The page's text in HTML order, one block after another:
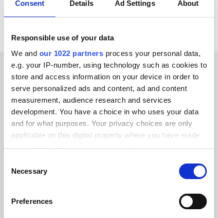
Consent Details Ad Settings About
Responsible use of your data
We and our 1022 partners process your personal data,
e.g. your IP-number, using technology such as cookies to
store and access information on your device in order to
serve personalized ads and content, ad and content
measurement, audience research and services
development. You have a choice in who uses your data
and for what purposes. Your privacy choices are only
applicable on this digital property where you have made
your choices. You can change or withdraw your consent
the Privacy trigger icon.
Collect information about your geographical location
Selection
Necessary
Preferences
ERFOLGSGESCHICHTEN UNSERER KUNDEN
Entdecken Sie, warum
unsere Kunden immer
wieder zu uns kommen
Alumio gab uns zum ersten Mal die